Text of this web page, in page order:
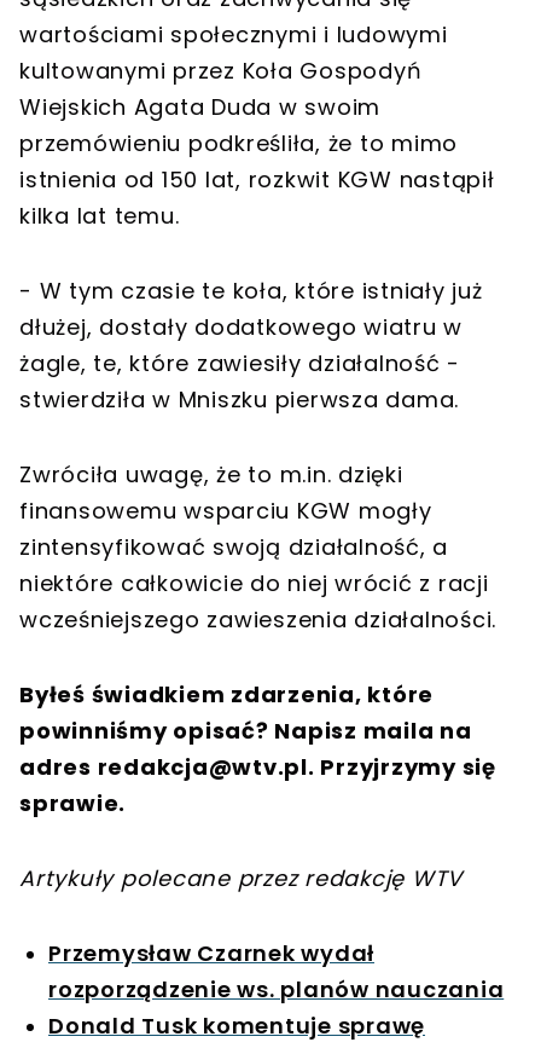
wartościami społecznymi i ludowymi
kultowanymi przez Koła Gospodyń
Wiejskich Agata Duda w swoim
przemówieniu podkreśliła, że to mimo
istnienia od 150 lat, rozkwit KGW nastąpił
kilka lat temu.
- W tym czasie te koła, które istniały już
dłużej, dostały dodatkowego wiatru w
żagle, te, które zawiesiły działalność -
stwierdziła w Mniszku pierwsza dama.
Zwróciła uwagę, że to m.in. dzięki
finansowemu wsparciu KGW mogły
zintensyfikować swoją działalność, a
niektóre całkowicie do niej wrócić z racji
wcześniejszego zawieszenia działalności.
Byłeś świadkiem zdarzenia, które
powinniśmy opisać? Napisz maila na
adres redakcja@wtv.pl. Przyjrzymy się
sprawie.
Artykuły polecane przez redakcję WTV
Przemysław Czarnek wydał
rozporządzenie ws. planów nauczania
Donald Tusk komentuje sprawę